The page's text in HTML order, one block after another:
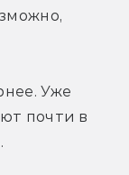
Уже
почти в